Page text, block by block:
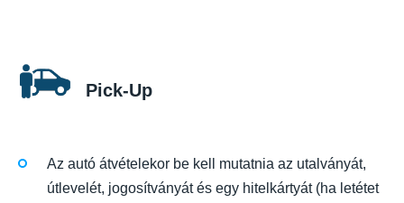
Pick-Up
Az autó átvételekor be kell mutatnia az utalványát,
útlevelét, jogosítványát és egy hitelkártyát (ha letétet